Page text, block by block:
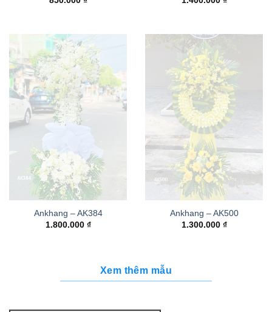
Ankhang – AK384
1.800.000 ₫
Ankhang – AK500
1.300.000 ₫
Xem thêm mẫu